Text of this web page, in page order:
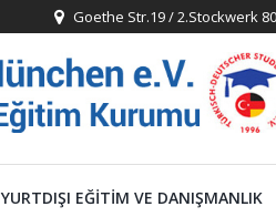
Goethe Str.19 / 2.Stockwerk
YURTDIŞI EĞITIM VE DANIŞMANLIK